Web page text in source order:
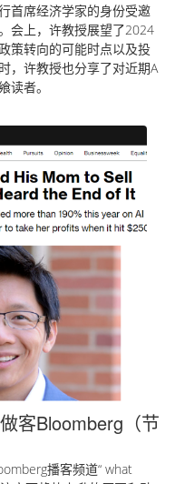
首席经济学家的身份受邀
会上，许教授展望了2024
策转向的可能时点以及投
，许教授也分享了对近期A
读者。
客Bloomberg（节
播客频道“ what